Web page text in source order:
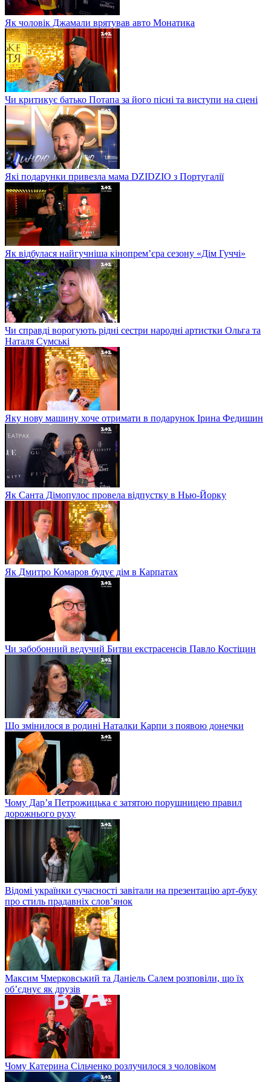
Як чоловік Джамали врятував авто Монатика
Чи критикує батько Потапа за його пісні та виступи на сцені
Які подарунки привезла мама DZIDZIO з Португалії
Як відбулася найгучніша кінопрем’єра сезону «Дім Гуччі»
Чи справді ворогують рідні сестри народні артистки Ольга та
Наталя Сумські
Яку нову машину хоче отримати в подарунок Ірина Федишин
Як Санта Дімопулос провела відпустку в Нью-Йорку
Як Дмитро Комаров будує дім в Карпатах
Чи забобонний ведучий Битви екстрасенсів Павло Костіцин
Що змінилося в родині Наталки Карпи з появою донечки
Чому Дар’я Петрожицька є затятою порушницею правил
дорожнього руху
Відомі українки сучасності завітали на презентацію арт-буку
про стиль прадавніх слов’янок
Максим Чмерковський та Даніель Салем розповіли, що їх
об’єднує як друзів
Чому Катерина Сільченко розлучилося з чоловіком